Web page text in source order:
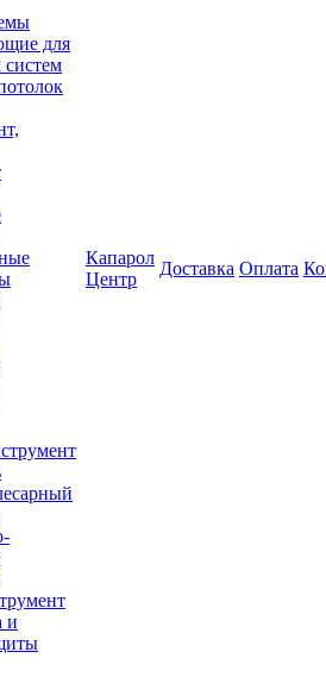
для
и
Капарол
Центр
Доставка Оплата